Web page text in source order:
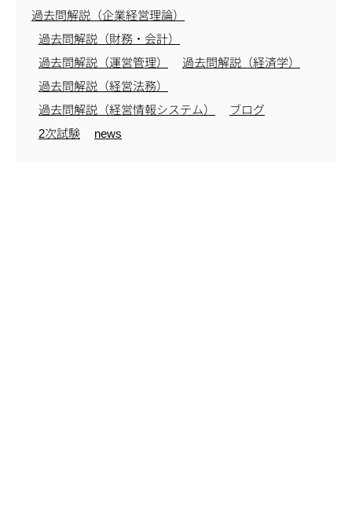
過去問解説（企業経営理論）
過去問解説（財務・会計）
過去問解説（運営管理）
過去問解説（経済学）
過去問解説（経営法務）
過去問解説（経営情報システム）
ブログ
2次試験
news